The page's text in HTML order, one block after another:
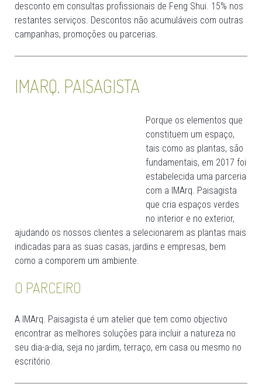
desconto em consultas profissionais de Feng Shui. 15% nos
restantes serviços. Descontos não acumuláveis com outras
campanhas, promoções ou parcerias.
IMARQ. PAISAGISTA
Porque os elementos que
constituem um espaço,
tais como as plantas, são
fundamentais, em 2017 foi
estabelecida uma parceria
com a IMArq. Paisagista
que cria espaços verdes
no interior e no exterior,
ajudando os nossos clientes a selecionarem as plantas mais
indicadas para as suas casas, jardins e empresas, bem
como a comporem um ambiente.
O PARCEIRO
A IMArq. Paisagista é um atelier que tem como objectivo
encontrar as melhores soluções para incluir a natureza no
seu dia-a-dia, seja no jardim, terraço, em casa ou mesmo no
escritório.